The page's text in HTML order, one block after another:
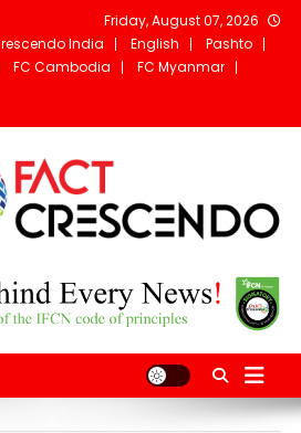
Skip
Friday, August 07, 2026
Pashto
English
India
FC Myanmar
FC Cambodia